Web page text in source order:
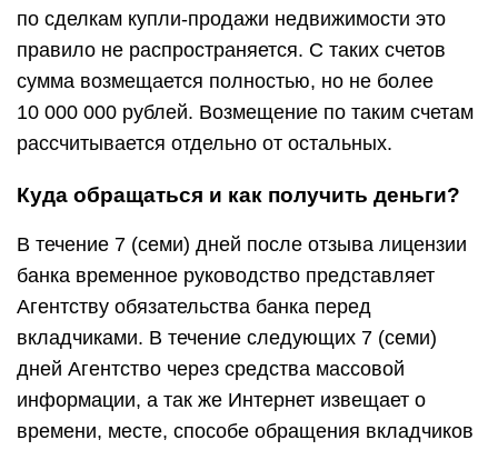
по сделкам купли-продажи недвижимости это
правило не распространяется. С таких счетов
сумма возмещается полностью, но не более
10 000 000 рублей. Возмещение по таким счетам
рассчитывается отдельно от остальных.
Куда обращаться и как получить деньги?
В течение 7 (семи) дней после отзыва лицензии
банка временное руководство представляет
Агентству обязательства банка перед
вкладчиками. В течение следующих 7 (семи)
дней Агентство через средства массовой
информации, а так же Интернет извещает о
времени, месте, способе обращения вкладчиков